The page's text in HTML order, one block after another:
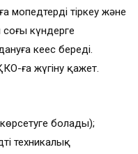
мопедтерді тіркеу және
соңғы күндерге
кеңес береді.
ға жүгіну қажет.
болады);
техникалық